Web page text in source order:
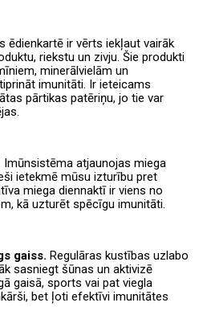
ēdienkartē ir vērts iekļaut vairāk
riekstu un zivju. Šie produkti
minerālvielām un
imunitāti. Ir ieteicams
pārtikas patēriņu, jo tie var
Imūnsistēma atjaunojas miega
ietekmē mūsu izturību pret
miega diennaktī ir viens no
kā uzturēt spēcīgu imunitāti.
gaiss. Regulāras kustības uzlabo
sasniegt šūnas un aktivizē
gaisā, sports vai pat viegla
bet ļoti efektīvi imunitātes